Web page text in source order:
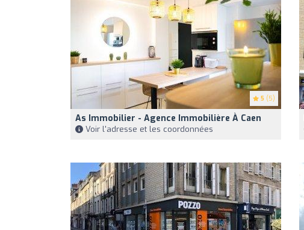
5 (5)
As Immobilier - Agence Immobilière À Caen
Voir l'adresse et les coordonnées